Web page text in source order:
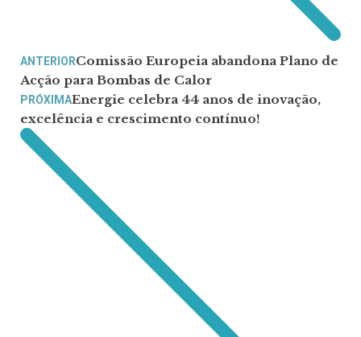
ANTERIORComissão Europeia abandona Plano de
Acção para Bombas de Calor
PRÓXIMAEnergie celebra 44 anos de inovação,
excelência e crescimento contínuo!